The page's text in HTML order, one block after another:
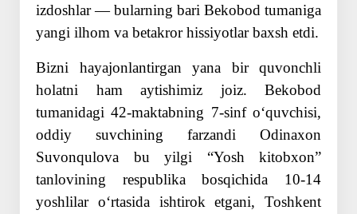
izdoshlar — bularning bari Bekobod tumaniga
yangi ilhom va betakror hissiyotlar baxsh etdi.
Bizni hayajonlantirgan yana bir quvonch­li
holatni ham aytishimiz joiz. Bekobod
tumanidagi 42-maktabning 7-sinf oʻquvchisi,
oddiy suvchining farzandi Odinaxon
Suvonqulova bu yilgi “Yosh kitobxon”
tanlovining respublika bosqichida 10-14
yoshlilar oʻrtasida ishtirok etgani, Toshkent